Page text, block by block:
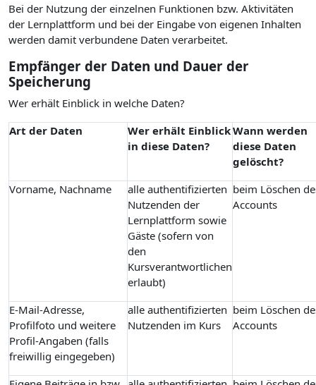
Bei der Nutzung der einzelnen Funktionen bzw. Aktivitäten
der Lernplattform und bei der Eingabe von eigenen Inhalten
werden damit verbundene Daten verarbeitet.
Empfänger der Daten und Dauer der
Speicherung
Wer erhält Einblick in welche Daten?
Art der Daten
Wer erhält Einblick
in diese Daten?
Wann werden
diese Daten
gelöscht?
Vorname, Nachname
alle authentifizierten
Nutzenden der
Lernplattform sowie
Gäste (sofern von
den
Kursverantwortlichen
erlaubt)
beim Löschen
Accounts
E-Mail-Adresse,
Profilfoto und weitere
Profil-Angaben (falls
freiwillig eingegeben)
alle authentifizierten
Nutzenden im Kurs
beim Löschen
Accounts